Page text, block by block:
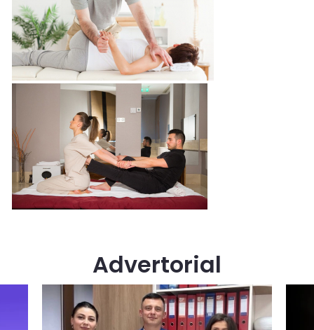
Advertorial